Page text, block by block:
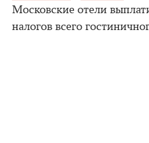
Московские отели
налогов всего